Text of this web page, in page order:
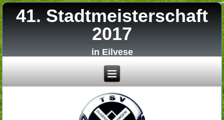
41. Stadtmeisterschaft
2017
in Eilvese